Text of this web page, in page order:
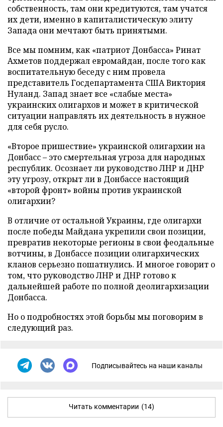
собственность, там они кредитуются, там учатся
их дети, именно в капиталистическую элиту
Запада они мечтают быть принятыми.
Все мы помним, как «патриот Донбасса» Ринат
Ахметов поддержал евромайдан, после того как
воспитательную беседу с ним провела
представитель Госдепартамента США Виктория
Нуланд. Запад знает все «слабые места»
украинских олигархов и может в критической
ситуации направлять их деятельность в нужное
для себя русло.
«Второе пришествие» украинской олигархии на
Донбасс – это смертельная угроза для народных
республик. Осознает ли руководство ЛНР и ДНР
эту угрозу, открыт ли в Донбассе настоящий
«второй фронт» войны против украинской
олигархии?
В отличие от остальной Украины, где олигархи
после победы Майдана укрепили свои позиции,
превратив некоторые регионы в свои феодальные
вотчины, в Донбассе позиции олигархических
кланов серьезно пошатнулись. И многое говорит о
том, что руководство ЛНР и ДНР готово к
дальнейшей работе по полной деолигархизации
Донбасса.
Но о подробностях этой борьбы мы поговорим в
следующий раз.
Подписывайтесь на наши каналы
Читать комментарии (14)